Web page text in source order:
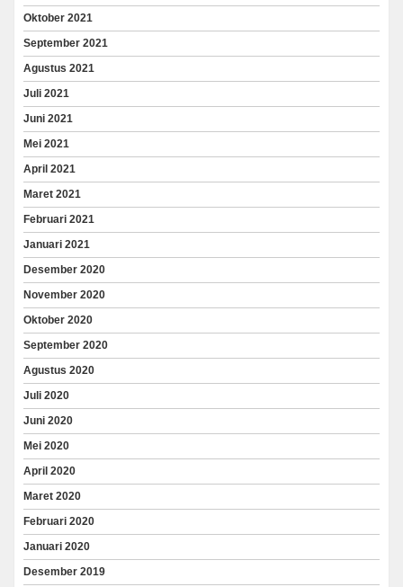
Oktober 2021
September 2021
Agustus 2021
Juli 2021
Juni 2021
Mei 2021
April 2021
Maret 2021
Februari 2021
Januari 2021
Desember 2020
November 2020
Oktober 2020
September 2020
Agustus 2020
Juli 2020
Juni 2020
Mei 2020
April 2020
Maret 2020
Februari 2020
Januari 2020
Desember 2019